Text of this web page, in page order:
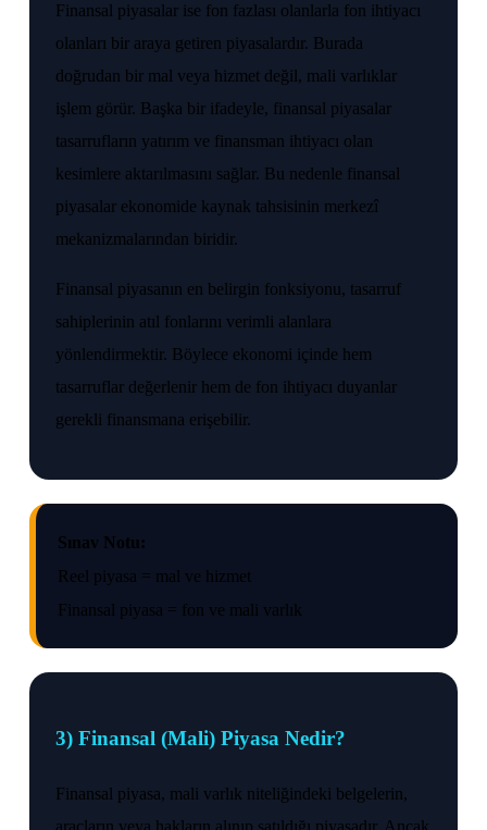
Finansal piyasalar ise fon fazlası olanlarla fon ihtiyacı
olanları bir araya getiren piyasalardır. Burada
doğrudan bir mal veya hizmet değil, mali varlıklar
işlem görür. Başka bir ifadeyle, finansal piyasalar
tasarrufların yatırım ve finansman ihtiyacı olan
kesimlere aktarılmasını sağlar. Bu nedenle finansal
piyasalar ekonomide kaynak tahsisinin merkezî
mekanizmalarından biridir.
Finansal piyasanın en belirgin fonksiyonu, tasarruf
sahiplerinin atıl fonlarını verimli alanlara
yönlendirmektir. Böylece ekonomi içinde hem
tasarruflar değerlenir hem de fon ihtiyacı duyanlar
gerekli finansmana erişebilir.
Sınav Notu:
Reel piyasa = mal ve hizmet
Finansal piyasa = fon ve mali varlık
3) Finansal (Mali) Piyasa Nedir?
Finansal piyasa, mali varlık niteliğindeki belgelerin,